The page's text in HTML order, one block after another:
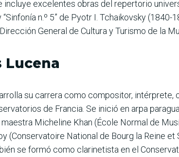
incluye excelentes obras del repertorio
n.º 5” de Pyotr I. Tchaikovsky
General de Cultura y Turismo de la
Lucena
su carrera como compositor,
de Francia. Se inició en arpa
Micheline Khan (École Normal de
(Conservatoire National de Bourg la Reine
se formó como clarinetista en el